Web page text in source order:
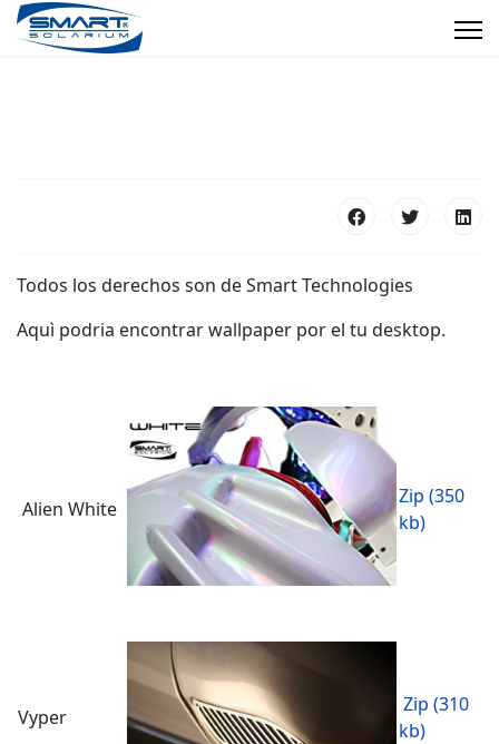
Todos los derechos son de Smart Technologies
Aquì podria encontrar wallpaper por el tu desktop.
Alien White
Zip (350
kb)
Vyper
Zip (310
kb)